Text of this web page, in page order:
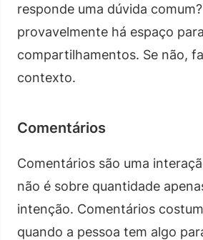
responde uma dúvida
provavelmente há espaço
compartilhamentos. Se não,
contexto.
Comentários
Comentários são uma
não é sobre quantidade
intenção. Comentários
quando a pessoa tem algo